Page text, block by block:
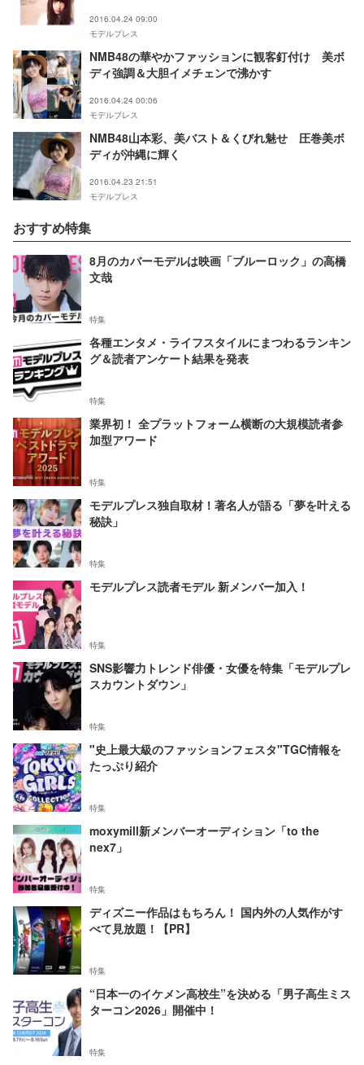
2016.04.24 09:00
モデルプレス
NMB48の華やかファッションに観客釘付け 美ボ
ディ強調＆大胆イメチェンで沸かす
2016.04.24 00:06
モデルプレス
NMB48山本彩、美バスト＆くびれ魅せ 圧巻美ボ
ディが沖縄に輝く
2016.04.23 21:51
モデルプレス
おすすめ特集
8月のカバーモデルは映画「ブルーロック」の高橋
文哉
特集
各種エンタメ・ライフスタイルにまつわるランキン
グ＆読者アンケート結果を発表
特集
業界初！ 全プラットフォーム横断の大規模読者参
加型アワード
特集
モデルプレス独自取材！著名人が語る「夢を叶える
秘訣」
特集
モデルプレス読者モデル 新メンバー加入！
特集
SNS影響力トレンド俳優・女優を特集「モデルプレ
スカウントダウン」
特集
"史上最大級のファッションフェスタ"TGC情報を
たっぷり紹介
特集
moxymill新メンバーオーディション「to the
nex7」
特集
ディズニー作品はもちろん！ 国内外の人気作がす
べて見放題！【PR】
特集
“日本一のイケメン高校生”を決める「男子高生ミス
ターコン2026」開催中！
特集